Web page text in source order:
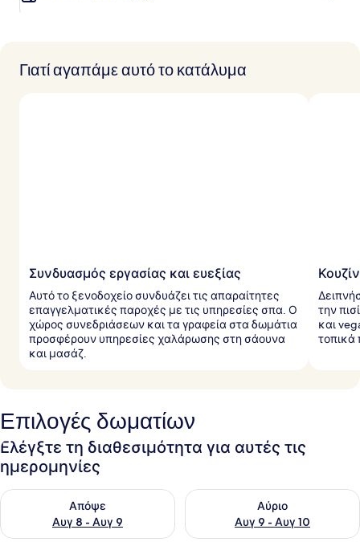
Γιατί αγαπάμε αυτό το κατάλυμα
Συνδυασμός εργασίας και ευεξίας
Αυτό το ξενοδοχείο συνδυάζει τις απαραίτητες
επαγγελματικές παροχές με τις υπηρεσίες σπα. Ο
χώρος συνεδριάσεων και τα γραφεία στα δωμάτια
προσφέρουν υπηρεσίες χαλάρωσης στη σάουνα
και μασάζ.
την
και
τοπικά
Επιλογές δωματίων
Ελέγξτε τη διαθεσιμότητα για αυτές τις
ημερομηνίες
Απόψε
Αυγ 8 - Αυγ 9
Έλεγχος διαθεσιμότητας για απόψε Αυγ 8 - Αυγ 9
Αύριο
Αυγ 9 - Αυγ 10
Έλεγχος διαθεσιμότητας